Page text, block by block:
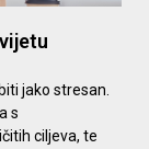
jako stresan.
s
ciljeva, te